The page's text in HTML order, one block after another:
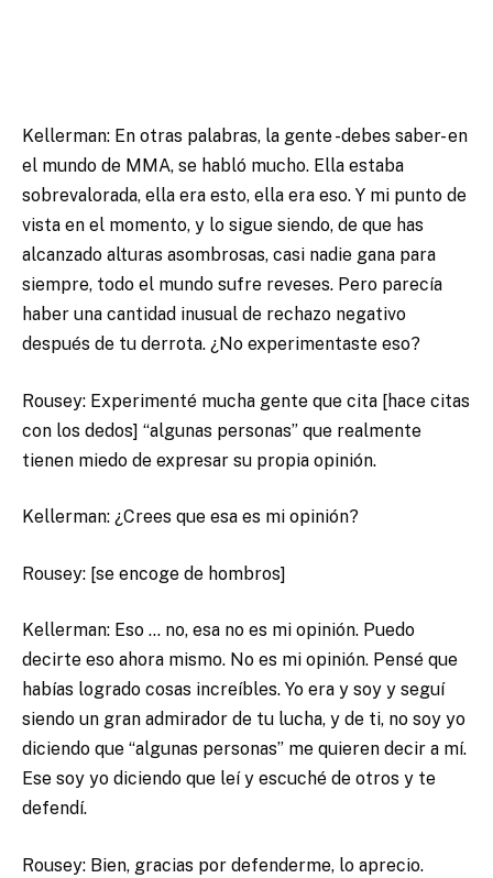
Kellerman: En otras palabras, la gente -debes saber- en
el mundo de MMA, se habló mucho. Ella estaba
sobrevalorada, ella era esto, ella era eso. Y mi punto de
vista en el momento, y lo sigue siendo, de que has
alcanzado alturas asombrosas, casi nadie gana para
siempre, todo el mundo sufre reveses. Pero parecía
haber una cantidad inusual de rechazo negativo
después de tu derrota. ¿No experimentaste eso?
Rousey: Experimenté mucha gente que cita [hace citas
con los dedos] “algunas personas” que realmente
tienen miedo de expresar su propia opinión.
Kellerman: ¿Crees que esa es mi opinión?
Rousey: [se encoge de hombros]
Kellerman: Eso … no, esa no es mi opinión. Puedo
decirte eso ahora mismo. No es mi opinión. Pensé que
habías logrado cosas increíbles. Yo era y soy y seguí
siendo un gran admirador de tu lucha, y de ti, no soy yo
diciendo que “algunas personas” me quieren decir a mí.
Ese soy yo diciendo que leí y escuché de otros y te
defendí.
Rousey: Bien, gracias por defenderme, lo aprecio.